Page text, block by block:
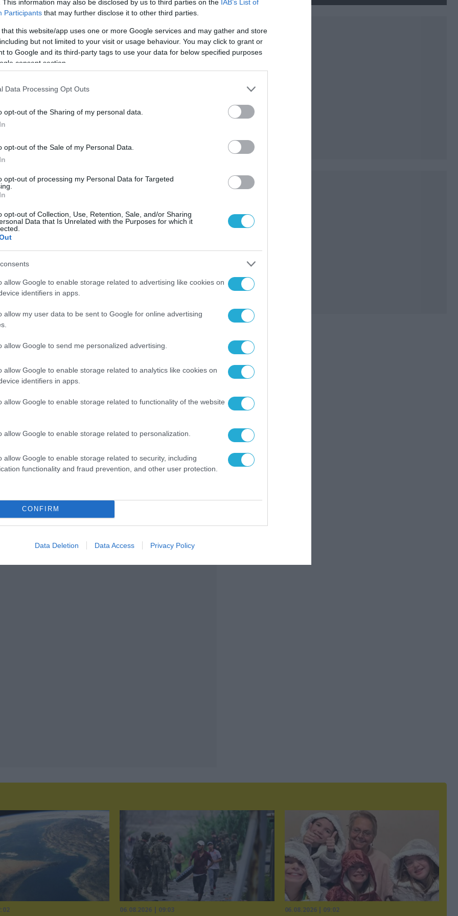
This information may also be disclosed by us to third parties on the IAB’s List of
Participants that may further disclose it to other third parties.
that this website/app uses one or more Google services and may gather and store
but not limited to your visit or usage behaviour. You may click to grant or
to Google and its third-party tags to use your data for below specified purposes
consent section.
Data Processing Opt Outs
opt-out of the Sharing of my personal data.
opt-out of the Sale of my Personal Data.
opt-out of processing my Personal Data for Targeted
opt-out of Collection, Use, Retention, Sale, and/or Sharing
Data that Is Unrelated with the Purposes for which it
allow Google to enable storage related to advertising like cookies on
identifiers in apps.
allow my user data to be sent to Google for online advertising
allow Google to send me personalized advertising.
allow Google to enable storage related to analytics like cookies on
identifiers in apps.
allow Google to enable storage related to functionality of the website
allow Google to enable storage related to personalization.
allow Google to enable storage related to security, including
functionality and fraud prevention, and other user protection.
CONFIRM
Data Deletion Data Access Privacy Policy
διαδηλωτές προπηλάκισαν τον γερμανό π
κέντρο “Νικόλαος Γερμανός” της ΔΕΘ,
σε εξέλιξη η 3η Ελληνογερμανική
να φτάσουν οι εργαζόμενοι στην
πρόγραμμα και σύμφωνα με τα
δευτεροβάθμιας εκπαίδευσης του
αορίστου χρόνου τίθενται σε
μεταξύ των αστυνομικών
εργαζομένων, στους οποίους δεν επετράπη
τρόπο και κατάφεραν να φτάσουν έως το
εργαζόμενοι στην Τοπική
τελικά μπήκε στο κτίριο της ΔΕΘ
ενώ ξυλοκόπησαν μέλη της γερμανικής
ο οποίος τελικά μπήκε στο
άλλη είσοδο, ενώ έριξαν ξύλο σε μέλη
αντιπροσωπείας.
της χθεσινής δήλωσης Φούχτελ, ότι
στην Τοπική Αυτοδιοίκηση
defencenet.gr
ΑΡΘΡΟ
06.08.2026 | 09:03 06.08.2026 | 09:02